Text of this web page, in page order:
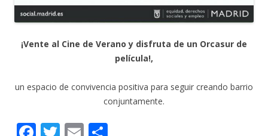
¡Vente al Cine de Verano y disfruta de un Orcasur de
película!,
un espacio de convivencia positiva para seguir creando barrio
conjuntamente.